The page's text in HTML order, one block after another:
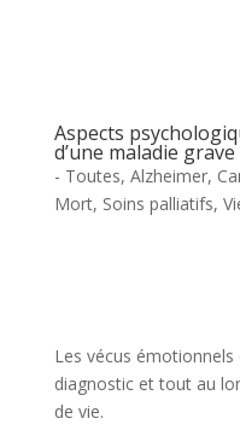
Aspects
d’une maladie
- Toutes, Alzheimer,
Mort, Soins palliatifs,
Les vécus émotionnels
diagnostic et tout au
de vie.